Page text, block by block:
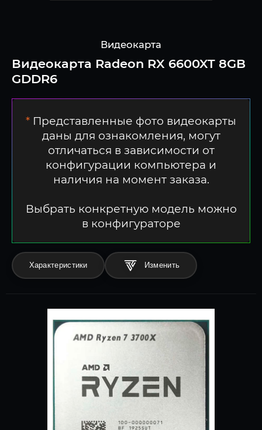
Видеокарта
Видеокарта Radeon RX 6600XT 8GB
GDDR6
* Представленные фото видеокарты
даны для ознакомления, могут
отличаться в зависимости от
конфигурации компьютера и
наличия на момент заказа.
Выбрать конкретную модель можно
в конфигураторе
Характеристики